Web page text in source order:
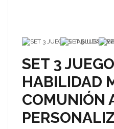
SET 3
HABILIDAD
COMUNIÓN